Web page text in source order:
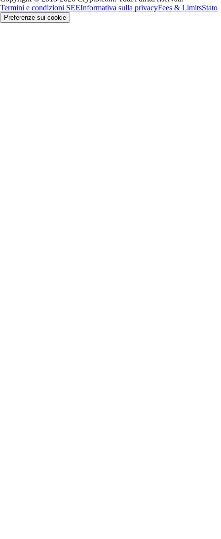
Termini e condizioni SEEInformativa sulla privacyFees & LimitsStato
Preferenze sui cookie